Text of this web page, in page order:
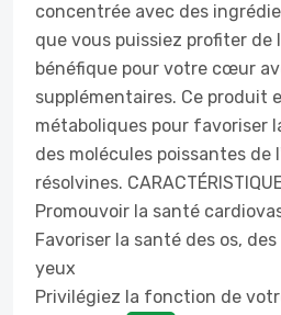
concentrée avec des
que vous puissiez profiter de
bénéfique pour votre cœur
supplémentaires. Ce produit
métaboliques pour favoriser
des molécules poissantes de
résolvines.
Promouvoir la santé
Favoriser la santé des os,
yeux
Privilégiez la fonction de